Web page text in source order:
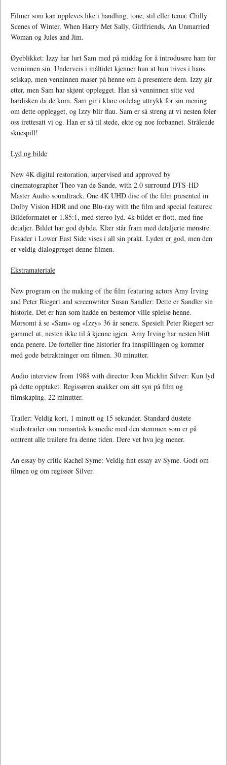
Filmer som kan oppleves like i handling, tone, stil eller tema: Chilly
Scenes of Winter, When Harry Met Sally, Girlfriends, An Unmarried
Woman og Jules and Jim.
Øyeblikket: Izzy har lurt Sam med på middag for å introdusere ham for
venninnen sin. Underveis i måltidet kjenner hun at hun trives i hans
selskap, men venninnen maser på henne om å presentere dem. Izzy gir
etter, men Sam har skjønt opplegget. Han så venninnen sitte ved
bardisken da de kom. Sam gir i klare ordelag uttrykk for sin mening
om dette opplegget, og Izzy blir flau. Sam er så streng at vi nesten føler
oss irettesatt vi og. Han er så til stede, ekte og noe forbannet. Strålende
skuespill!
Lyd og bilde
New 4K digital restoration, supervised and approved by
cinematographer Theo van de Sande, with 2.0 surround DTS-HD
Master Audio soundtrack. One 4K UHD disc of the film presented in
Dolby Vision HDR and one Blu-ray with the film and special features:
Bildeformatet er 1.85:1, med stereo lyd. 4k-bildet er flott, med fine
detaljer. Bildet har god dybde. Klær står fram med detaljerte mønstre.
Fasader i Lower East Side vises i all sin prakt. Lyden er god, men den
er veldig dialogpreget denne filmen.
Ekstramateriale
New program on the making of the film featuring actors Amy Irving
and Peter Riegert and screenwriter Susan Sandler: Dette er Sandler sin
historie. Det er hun som hadde en bestemor ville spleise henne.
Morsomt å se «Sam» og «Izzy» 36 år senere. Spesielt Peter Riegert ser
gammel ut, nesten ikke til å kjenne igjen. Amy Irving har nesten blitt
enda penere. De forteller fine historier fra innspillingen og kommer
med gode betraktninger om filmen. 30 minutter.
Audio interview from 1988 with director Joan Micklin Silver: Kun lyd
på dette opptaket. Regissøren snakker om sitt syn på film og
filmskaping. 22 minutter.
Trailer: Veldig kort, 1 minutt og 15 sekunder. Standard dustete
studiotrailer om romantisk komedie med den stemmen som er på
omtrent alle trailere fra denne tiden. Dere vet hva jeg mener.
An essay by critic Rachel Syme: Veldig fint essay av Syme. Godt om
filmen og om regissør Silver.